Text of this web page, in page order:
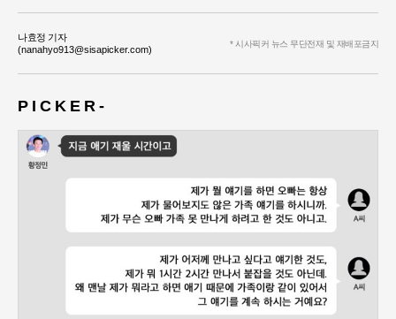
나효정 기자
(nanahyo913@sisapicker.com)
* 시사픽커 뉴스 무단전재 및 재배포금지
P I C K E R -